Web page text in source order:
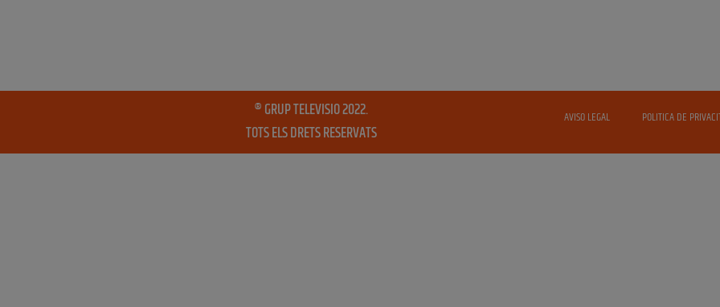
® GRUP TELEVISIO 2022.
TOTS ELS DRETS RESERVATS
AVISO LEGAL POLITICA DE